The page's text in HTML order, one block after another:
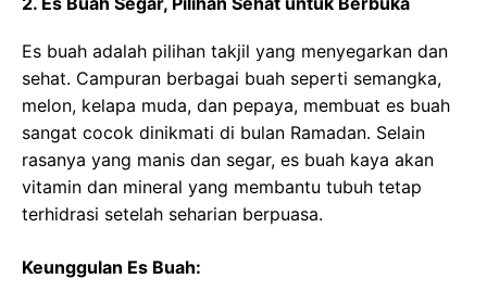
Es buah adalah pilihan takjil yang menyegarkan dan
sehat. Campuran berbagai buah seperti semangka,
melon, kelapa muda, dan pepaya, membuat es buah
sangat cocok dinikmati di bulan Ramadan. Selain
rasanya yang manis dan segar, es buah kaya akan
vitamin dan mineral yang membantu tubuh tetap
terhidrasi setelah seharian berpuasa.
Keunggulan Es Buah: